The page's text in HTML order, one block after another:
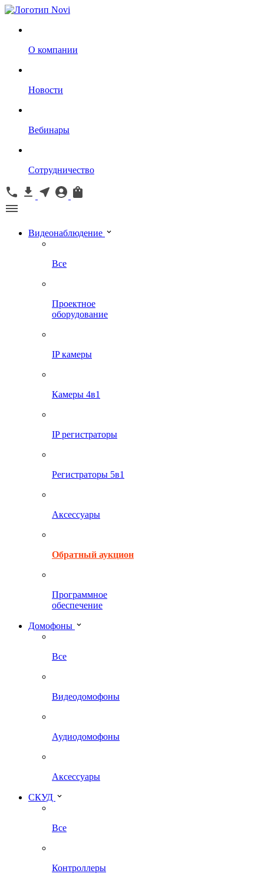
О компании
Новости
Вебинары
Сотрудничество
Видеонаблюдение
Все
Проектное
оборудование
IP камеры
Камеры 4в1
IP регистраторы
Регистраторы 5в1
Аксессуары
Обратный аукцион
Программное
обеспечение
Домофоны
Все
Видеодомофоны
Аудиодомофоны
Аксессуары
СКУД
Все
Контроллеры